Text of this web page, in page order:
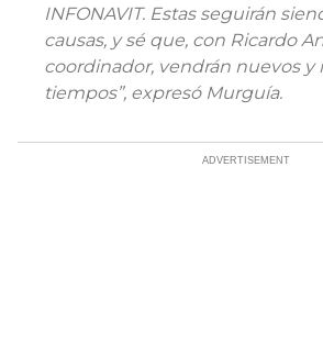
INFONAVIT. Estas seguirán
causas, y sé que, con Ricardo
coordinador, vendrán nuevos y
tiempos”, expresó Murguía.